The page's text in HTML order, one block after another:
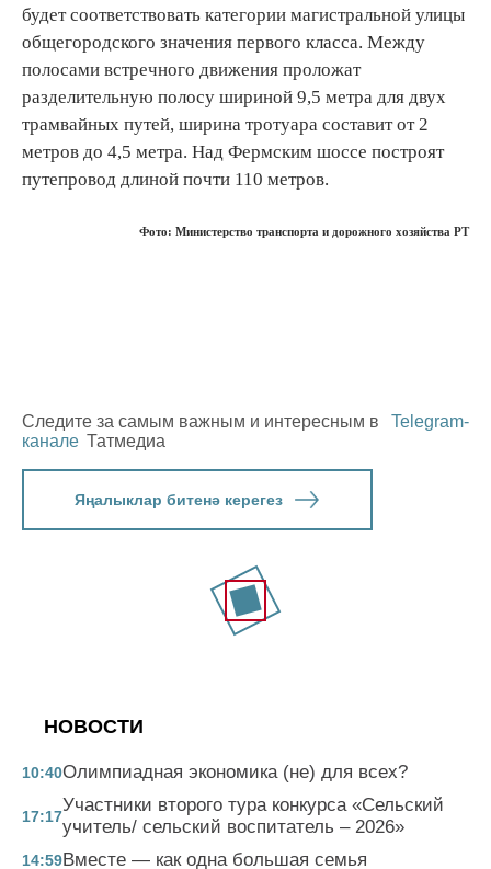
будет соответствовать категории магистральной улицы
общегородского значения первого класса. Между
полосами встречного движения проложат
разделительную полосу шириной 9,5 метра для двух
трамвайных путей, ширина тротуара составит от 2
метров до 4,5 метра. Над Фермским шоссе построят
путепровод длиной почти 110 метров.
Фото: Министерство транспорта и дорожного хозяйства РТ
Следите за самым важным и интересным в
Telegram-
канале Татмедиа
Яңалыклар битенә керегез
НОВОСТИ
10:40Олимпиадная экономика (не) для всех?
17:17
Участники второго тура конкурса «Сельский
учитель/ сельский воспитатель – 2026»
14:59Вместе — как одна большая семья